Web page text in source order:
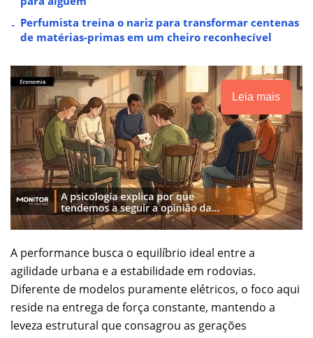
Perfumista treina o nariz para transformar centenas
de matérias-primas em um cheiro reconhecível
Leia mais
A performance busca o equilíbrio ideal entre a
agilidade urbana e a estabilidade em rodovias.
Diferente de modelos puramente elétricos, o foco aqui
reside na entrega de força constante, mantendo a
leveza estrutural que consagrou as gerações